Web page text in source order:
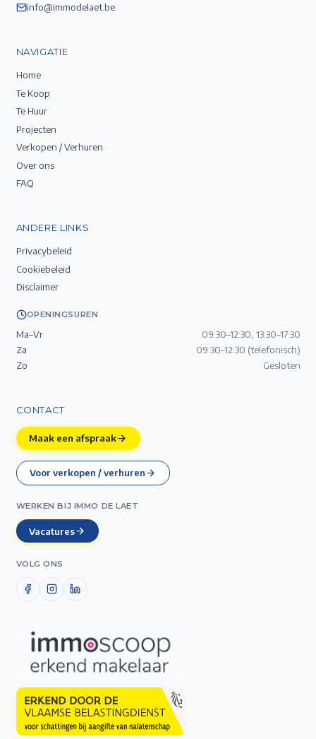
info@immodelaet.be
NAVIGATIE
Home
Te Koop
Te Huur
Projecten
Verkopen / Verhuren
Over ons
FAQ
ANDERE LINKS
Privacybeleid
Cookiebeleid
Disclaimer
OPENINGSUREN
Ma–Vr
09:30–12:30, 13:30–17:30
Za
09:30–12:30 (telefonisch)
Zo
Gesloten
CONTACT
Maak een afspraak
Voor verkopen / verhuren
WERKEN BIJ IMMO DE LAET
Vacatures
VOLG ONS